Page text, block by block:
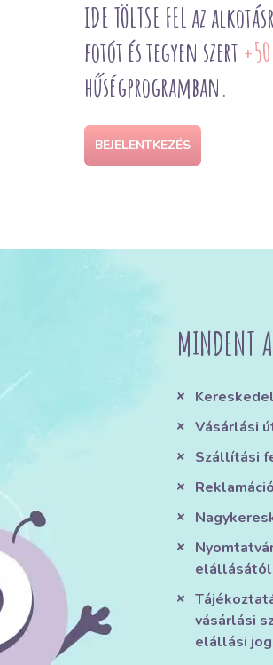
IDE TÖLTSE FEL az
fotót és tegyen szert
hűségprogramban.
BEJELENTKEZÉS
MINDENT
Vásárlási
Szállítási
elállásától
vásárlási
elállási